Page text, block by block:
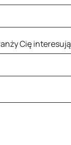
Cię interesują